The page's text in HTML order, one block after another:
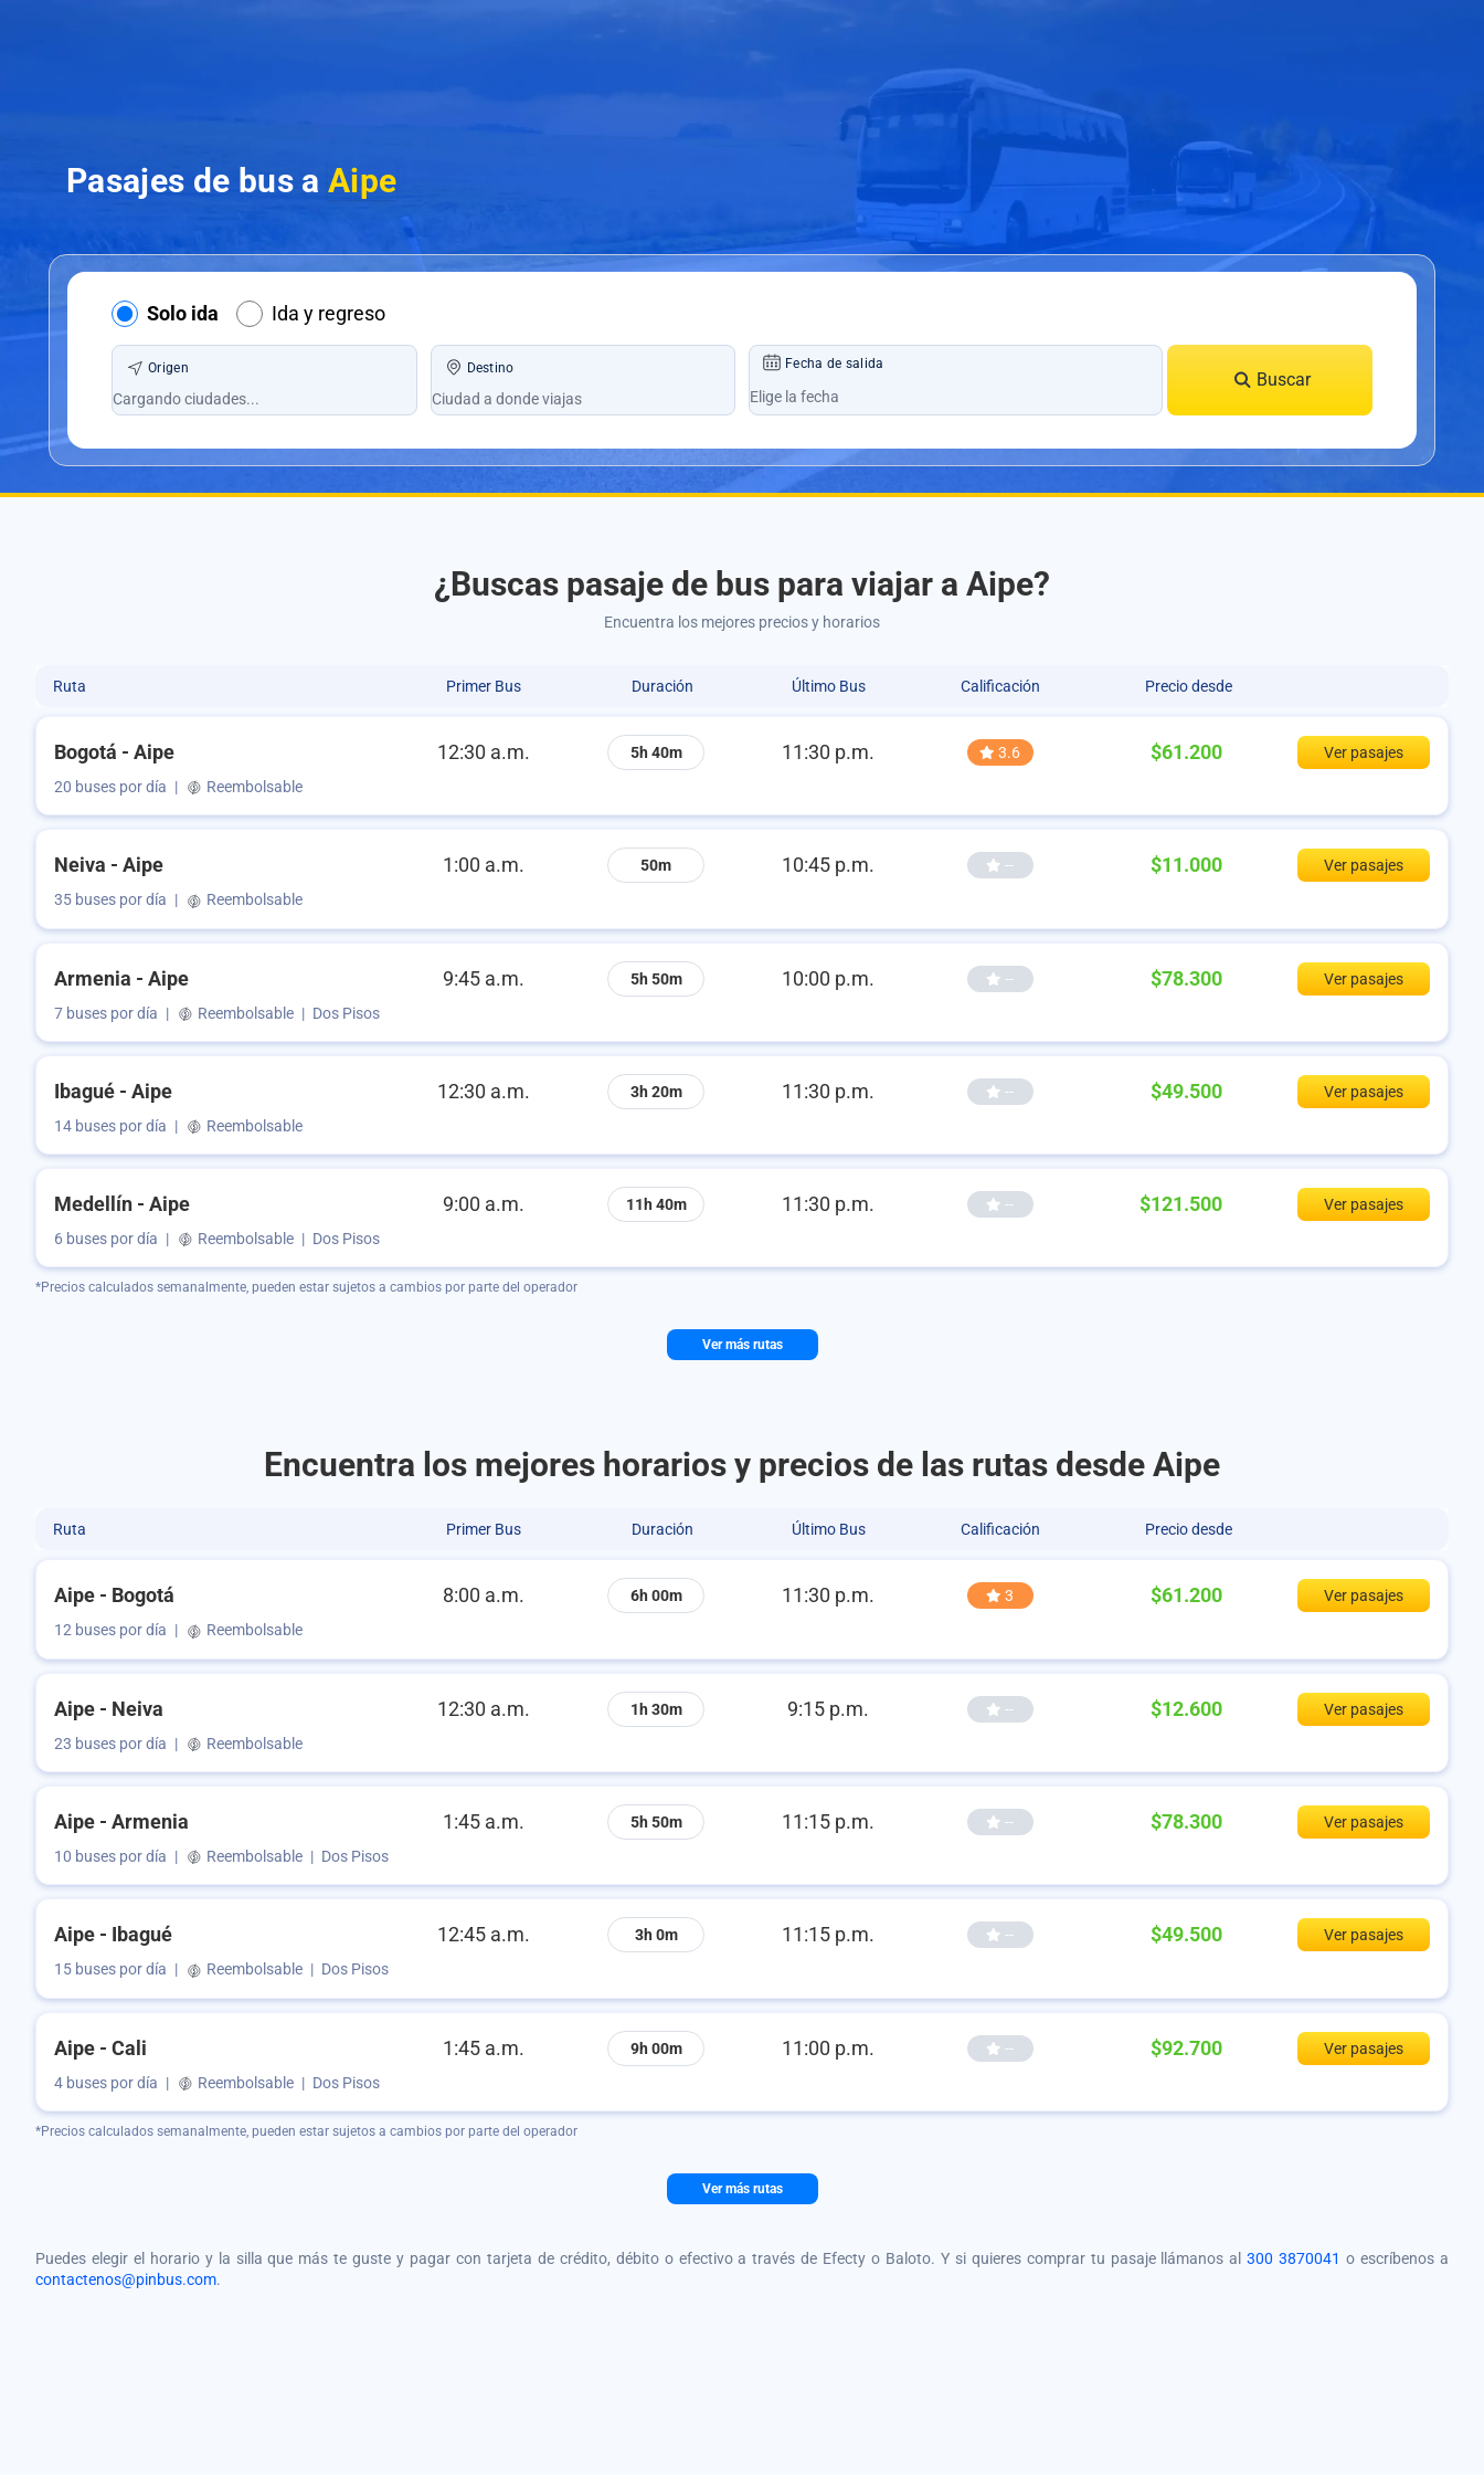
Pasajes de bus a Aipe
Solo ida Ida y regreso
Origen Destino Fecha de salida
Buscar
¿Buscas pasaje de bus para viajar a Aipe?
Encuentra los mejores precios y horarios
Ruta Primer Bus Duración Último Bus Calificación Precio desde
Bogotá - Aipe 12:30 a.m. 5h 40m 11:30 p.m. 3.6 $61.200
Ver pasajes
20 buses por día | Reembolsable
Neiva - Aipe 1:00 a.m. 50m 10:45 p.m. -- $11.000
Ver pasajes
35 buses por día | Reembolsable
Armenia - Aipe 9:45 a.m. 5h 50m 10:00 p.m. -- $78.300
Ver pasajes
7 buses por día | Reembolsable | Dos Pisos
Ibagué - Aipe 12:30 a.m. 3h 20m 11:30 p.m. -- $49.500
Ver pasajes
14 buses por día | Reembolsable
Medellín - Aipe 9:00 a.m. 11h 40m 11:30 p.m. -- $121.500
Ver pasajes
6 buses por día | Reembolsable | Dos Pisos
*Precios calculados semanalmente, pueden estar sujetos a cambios por parte del operador
Ver más rutas
Encuentra los mejores horarios y precios de las rutas desde Aipe
Ruta Primer Bus Duración Último Bus Calificación Precio desde
Aipe - Bogotá 8:00 a.m. 6h 00m 11:30 p.m. 3 $61.200
Ver pasajes
12 buses por día | Reembolsable
Aipe - Neiva 12:30 a.m. 1h 30m 9:15 p.m. -- $12.600
Ver pasajes
23 buses por día | Reembolsable
Aipe - Armenia 1:45 a.m. 5h 50m 11:15 p.m. -- $78.300
Ver pasajes
10 buses por día | Reembolsable | Dos Pisos
Aipe - Ibagué 12:45 a.m. 3h 0m 11:15 p.m. -- $49.500
Ver pasajes
15 buses por día | Reembolsable | Dos Pisos
Aipe - Cali 1:45 a.m. 9h 00m 11:00 p.m. -- $92.700
Ver pasajes
4 buses por día | Reembolsable | Dos Pisos
*Precios calculados semanalmente, pueden estar sujetos a cambios por parte del operador
Ver más rutas
Puedes elegir el horario y la silla que más te guste y pagar con tarjeta de crédito, débito o efectivo a través de Efecty o Baloto. Y si quieres comprar tu pasaje llámanos al300 3870041 o escríbenos a
contactenos@pinbus.com.